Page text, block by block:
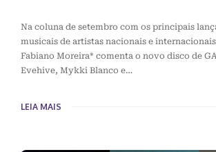
Na coluna de setembro com os principais
musicais de artistas nacionais e
Fabiano Moreira* comenta o novo disco de
Evehive, Mykki Blanco e…
LEIA MAIS